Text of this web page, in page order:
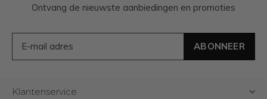
Ontvang de nieuwste aanbiedingen en promoties
ABONNEER
Klantenservice